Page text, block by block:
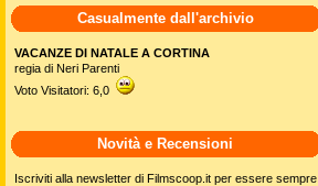
Casualmente dall'archivio
VACANZE DI NATALE A CORTINA
regia di Neri Parenti
Voto Visitatori: 6,0
Novità e Recensioni
Iscriviti alla newsletter di Filmscoop.it per essere sempre